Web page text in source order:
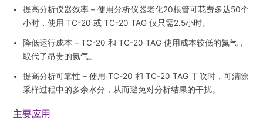
提高分析仪器效率– 使用分析仪器老化20根管可花费多达50个
小时，使用 TC-20 或 TC-20 TAG 仅只需2.5小时。
降低运行成本 – TC-20 和 TC-20 TAG 使用成本较低的氮气，
取代了昂贵的氦气。
提高分析可靠性 – 使用 TC-20 和 TC-20 TAG 干吹时，可清除
采样过程中的多余水分，从而避免对分析结果的干扰。
主要应用